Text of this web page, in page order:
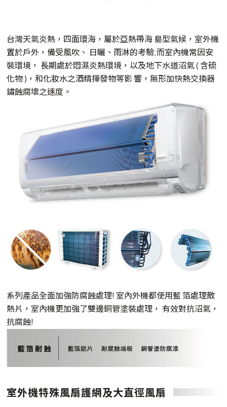
台灣天氣炎熱，四面環海，屬於亞熱帶海 島型氣候，室外機
置於戶外，備受風吹、 日曬、雨淋的考驗;而室內機常因安
裝環境， 長期處於悶濕炎熱環境，以及地下水道沼氣 ( 含硫
化物 )，和化妝水之酒精揮發物等影 響，無形加快熱交換器
鏽蝕腐壞之速度。
系列產品全面加強防腐蝕處理! 室內外機都使用藍 箔處理散
熱片，室內機更加強了雙邊銅管塗裝處理， 有效對抗沼氣，
抗腐蝕!
室外機特殊風扇護網及大直徑風扇